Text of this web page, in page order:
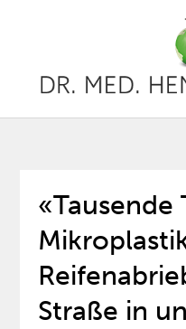
«Tausende
Straße in